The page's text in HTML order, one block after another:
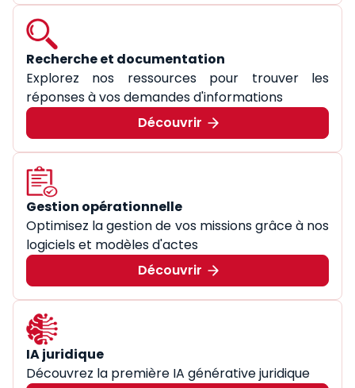
Recherche et documentation
Explorez nos ressources pour trouver les
réponses à vos demandes d'informations
Découvrir
Gestion opérationnelle
Optimisez la gestion de vos missions grâce à nos
logiciels et modèles d'actes
Découvrir
IA juridique
Découvrez la première IA générative juridique